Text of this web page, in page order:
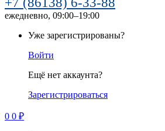
ежедневно, 09:00–19:00
Уже зарегистрированы?
Войти
Ещё нет аккаунта?
Зарегистрироваться
0 0 ₽